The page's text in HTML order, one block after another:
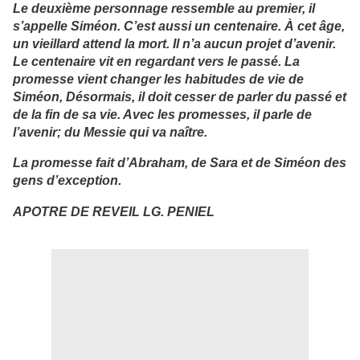
Le deuxième personnage ressemble au premier, il
s’appelle Siméon. C’est aussi un centenaire. À cet âge,
un vieillard attend la mort. Il n’a aucun projet d’avenir.
Le centenaire vit en regardant vers le passé. La
promesse vient changer les habitudes de vie de
Siméon, Désormais, il doit cesser de parler du passé et
de la fin de sa vie. Avec les promesses, il parle de
l’avenir; du Messie qui va naître.
La promesse fait d’Abraham, de Sara et de Siméon des
gens d’exception.
APOTRE DE REVEIL LG. PENIEL